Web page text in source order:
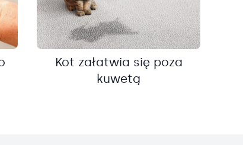
Kot załatwia się poza
kuwetą